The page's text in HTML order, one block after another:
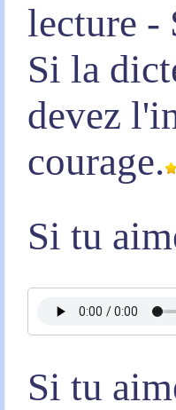
lecture -
Si la
devez
courage.
Si tu
Si tu